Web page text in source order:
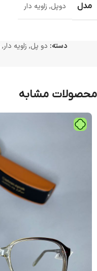
مدل دوپل, زاویه دار
دسته: دو پل, زاویه دار,
محصولات مشابه